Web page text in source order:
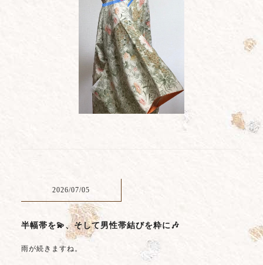
2026/07/05
半幅帯を💫、そして男性帯結びを粋に🎶
雨が続きますね。